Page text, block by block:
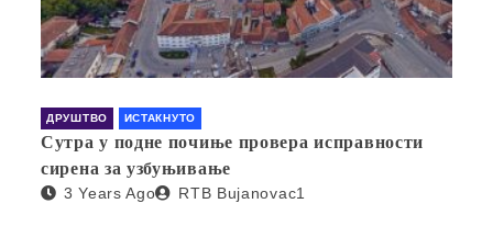
ДРУШТВО ИСТАКНУТО
Сутра у подне почиње провера исправности
сирена за узбуњивање
3 Years Ago RTB Bujanovac1